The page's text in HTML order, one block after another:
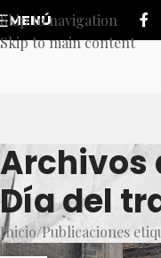
Skip to navigation
Skip to main content
MENÚ
Archivos
Día del
Inicio Publicaciones